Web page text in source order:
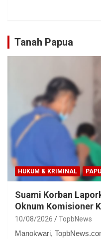
Tanah Papua
HUKUM & KRIMINAL
Suami Korban
Oknum Komisioner
10/08/2026 TopbNews
Manokwari,